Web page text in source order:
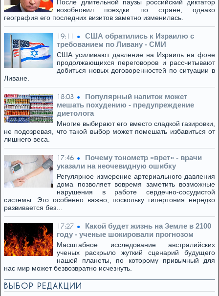
После длительной паузы российский диктатор
возобновил поездки по стране, однако
география его последних визитов заметно изменилась.
19:11
США обратились к Израилю с
требованием по Ливану - СМИ
США усиливают давление на Израиль на фоне
продолжающихся переговоров и рассчитывают
добиться новых договоренностей по ситуации в
Ливане.
18:03
Популярный напиток может
мешать похудению - предупреждение
диетолога
Многие выбирают его вместо сладкой газировки,
не подозревая, что такой выбор может помешать избавиться от
лишнего веса.
17:46
Почему тонометр «врет» - врачи
указали на неочевидную ошибку
Регулярное измерение артериального давления
дома позволяет вовремя заметить возможные
нарушения в работе сердечно-сосудистой
системы. Это особенно важно, поскольку гипертония нередко
развивается без…
17:27
Какой будет жизнь на Земле в 2100
году - ученые шокировали прогнозом
Масштабное исследование австралийских
ученых раскрыло жуткий сценарий будущего
нашей планеты, по которому привычный для
нас мир может безвозвратно исчезнуть.
ВЫБОР РЕДАКЦИИ